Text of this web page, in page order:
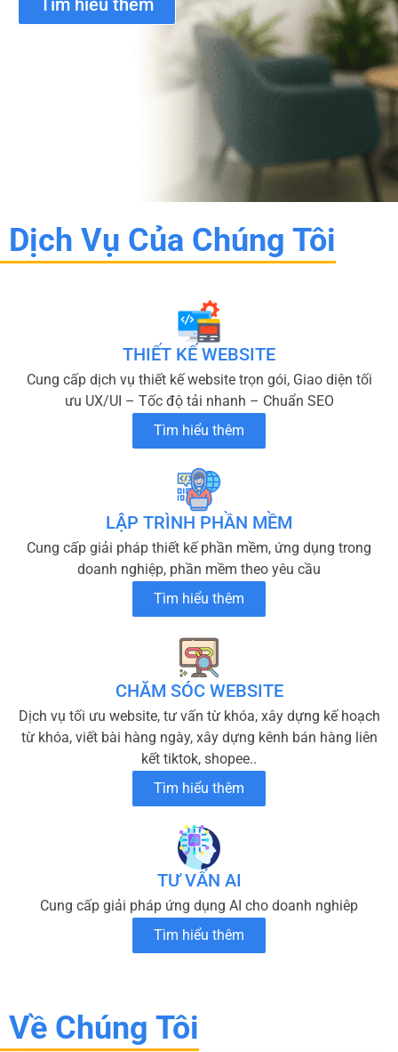
Tìm hiểu thêm
Dịch Vụ Của Chúng Tôi
THIẾT KẾ WEBSITE
Cung cấp dịch vụ thiết kế website trọn gói, Giao diện tối
ưu UX/UI – Tốc độ tải nhanh – Chuẩn SEO
Tìm hiểu thêm
LẬP TRÌNH PHẦN MỀM
Cung cấp giải pháp thiết kế phần mềm, ứng dụng trong
doanh nghiệp, phần mềm theo yêu cầu
Tìm hiểu thêm
CHĂM SÓC WEBSITE
Dịch vụ tối ưu website, tư vấn từ khóa, xây dựng kế hoạch
từ khóa, viết bài hàng ngày, xây dựng kênh bán hàng liên
kết tiktok, shopee..
Tìm hiểu thêm
TƯ VẤN AI
Cung cấp giải pháp ứng dụng AI cho doanh nghiêp
Tìm hiểu thêm
Về Chúng Tôi